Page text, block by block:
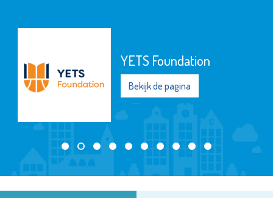
YETS Foundation
Bekijk de pagina